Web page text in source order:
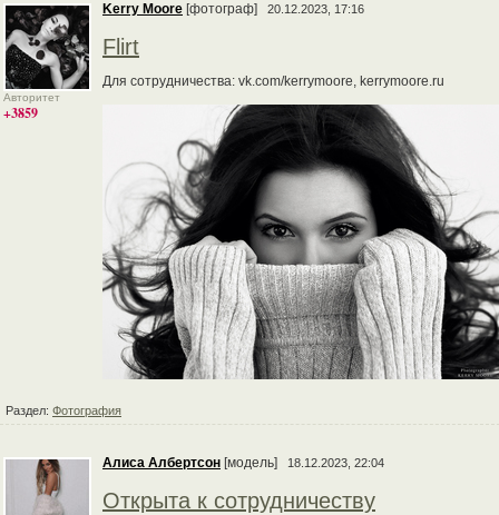
Авторитет
+3859
Kerry Moore [фотограф] 20.12.2023, 17:16
Flirt
Для сотрудничества: vk.com/kerrymoore, kerrymoore.ru
Раздел: Фотография
Алиса Албертсон [модель] 18.12.2023, 22:04
Открыта к сотрудничеству